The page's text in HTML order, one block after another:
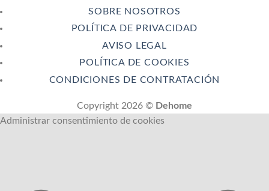
SOBRE NOSOTROS
POLÍTICA DE PRIVACIDAD
AVISO LEGAL
POLÍTICA DE COOKIES
CONDICIONES DE CONTRATACIÓN
Copyright 2026 © Dehome
Administrar consentimiento de cookies